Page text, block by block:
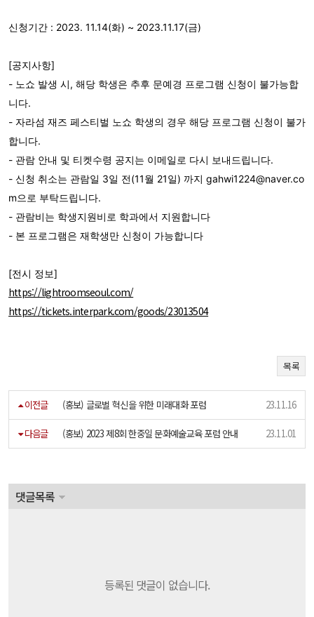
신청기간 : 2023. 11.14(화) ~ 2023.11.17(금)
[공지사항]
- 노쇼 발생 시, 해당 학생은 추후 문예경 프로그램 신청이 불가능합
니다.
- 자라섬 재즈 페스티벌 노쇼 학생의 경우 해당 프로그램 신청이 불가
합니다.
- 관람 안내 및 티켓수령 공지는 이메일로 다시 보내드립니다.
- 신청 취소는 관람일 3일 전(11월 21일) 까지 gahwi1224@naver.co
m으로 부탁드립니다.
- 관람비는 학생지원비로 학과에서 지원합니다
- 본 프로그램은 재학생만 신청이 가능합니다
[전시 정보]
https://lightroomseoul.com/
https://tickets.interpark.com/goods/23013504
목록
이전글 (홍보) 글로벌 혁신을 위한 미래대화 포럼 23.11.16
다음글 (홍보) 2023 제8회 한중일 문화예술교육 포럼 안내 23.11.01
댓글목록
등록된 댓글이 없습니다.